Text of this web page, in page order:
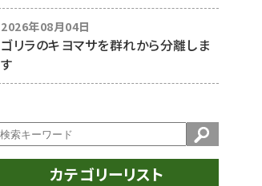
2026年08月04日
ゴリラのキヨマサを群れから分離しま
す
カテゴリーリスト